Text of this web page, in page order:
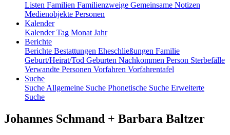
Listen Familien Familienzweige Gemeinsame Notizen
Medienobjekte Personen
Kalender
KalenderTag Monat Jahr
Berichte
Berichte Bestattungen Eheschließungen Familie
Geburt/Heirat/Tod Geburten Nachkommen Person Sterbefälle
Verwandte Personen Vorfahren Vorfahrentafel
Suche
Suche Allgemeine Suche Phonetische Suche Erweiterte
Suche
Johannes Schmand + Barbara Baltzer